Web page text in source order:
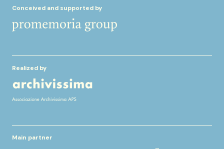
Conceived and supported by
Realized by
Main partner